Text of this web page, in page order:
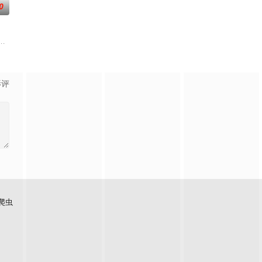
面走私鸦片，大肆敛财，叶问继任佛山
被嘲为“无胜利队”的业余球队。当一群问题少年遇上背负阴影的教练，
国库银两，身陷囹圄在即，叶庭急召其子叶护相见。叶护心知父亲蒙冤，却
评
虫